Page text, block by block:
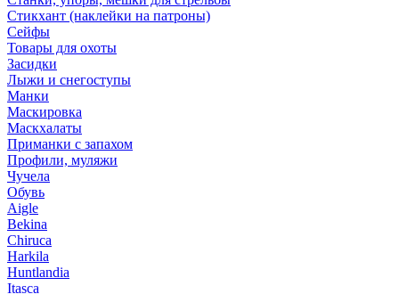
Стикхант (наклейки на патроны)
Сейфы
Товары для охоты
Засидки
Лыжи и снегоступы
Манки
Маскировка
Маскхалаты
Приманки с запахом
Профили, муляжи
Чучела
Обувь
Aigle
Bekina
Chiruсa
Harkila
Huntlandia
Itasca